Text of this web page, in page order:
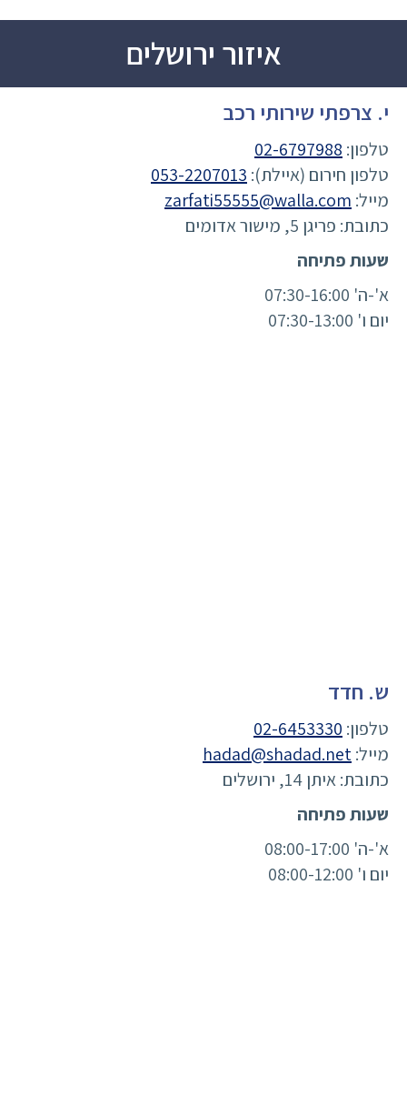
איזור ירושלים
י. צרפתי שירותי רכב
טלפון: 02-6797988
טלפון חירום (איילת): 053-2207013
מייל: zarfati55555@walla.com
כתובת: פריגן 5, מישור אדומים
שעות פתיחה
א'-ה' 07:30-16:00
יום ו' 07:30-13:00
ש. חדד
טלפון: 02-6453330
מייל:hadad@shadad.net
כתובת: איתן 14, ירושלים
שעות פתיחה
א'-ה' 08:00-17:00
יום ו' 08:00-12:00